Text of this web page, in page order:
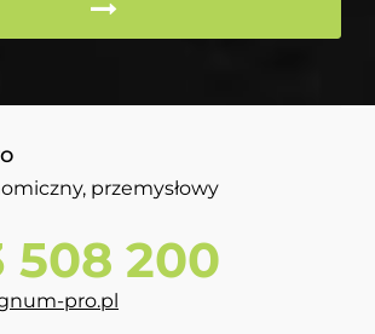
przemysłowy
508 200
pro.pl